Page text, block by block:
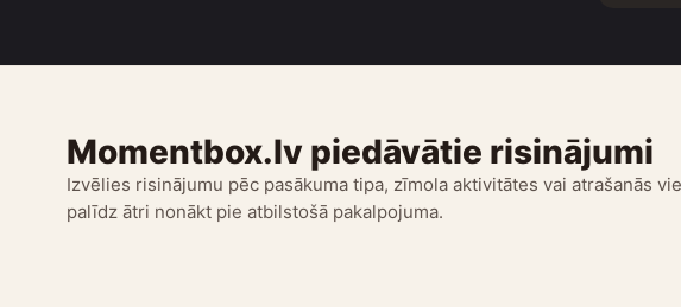
o
g
b
Momentbox.lv piedāvātie risinājumi
Izvēlies risinājumu pēc pasākuma tipa, zīmola aktivitātes vai atrašanās
palīdz ātri nonākt pie atbilstošā pakalpojuma.